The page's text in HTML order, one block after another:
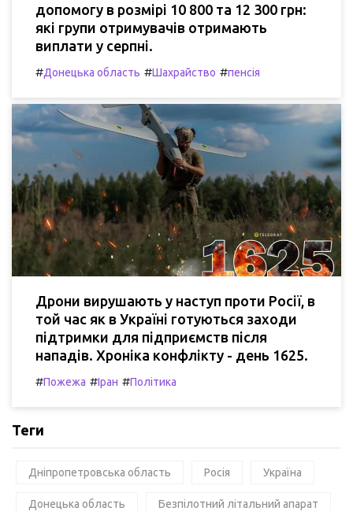
допомогу в розмірі 10 800 та 12 300 грн:
які групи отримувачів отримають
виплати у серпні.
#Донецька область #Шахрайство #пенсія
Дрони вирушають у наступ проти Росії, в
той час як в Україні готуються заходи
підтримки для підприємств після
нападів. Хроніка конфлікту - день 1625.
#Пожежа #Іран #Політика
Теги
Дніпропетровська область Росія Україна
Донецька область Безпілотний літальний апарат